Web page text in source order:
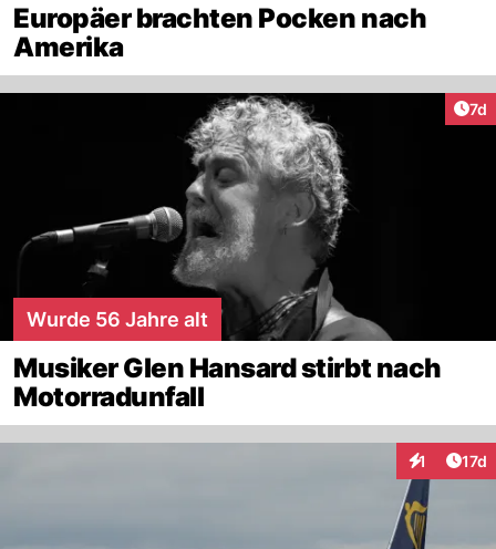
Europäer brachten Pocken nach
Amerika
7d
Wurde 56 Jahre alt
Musiker Glen Hansard stirbt nach
Motorradunfall
1 17d